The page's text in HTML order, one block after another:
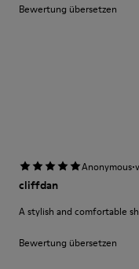
Bewertung übersetzen
Anonymous·
cliffdan
A stylish and comfortable
Bewertung übersetzen